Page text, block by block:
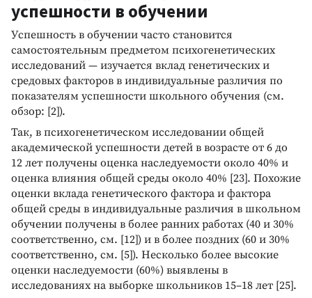
успешности в обучении
Успешность в обучении часто становится
самостоятельным предметом психогенетических
исследований — изучается вклад генетических и
средовых факторов в индивидуальные различия по
показателям успешности школьного обучения (см.
обзор: [2]).
Так, в психогенетическом исследовании общей
академической успешности детей в возрасте от 6 до
12 лет получены оценка наследуемости около 40% и
оценка влияния общей среды около 40% [23]. Похожие
оценки вклада генетического фактора и фактора
общей среды в индивидуальные различия в школьном
обучении получены в более ранних работах (40 и 30%
соответственно, см. [12]) и в более поздних (60 и 30%
соответственно, см. [5]). Несколько более высокие
оценки наследуемости (60%) выявлены в
исследованиях на выборке школьников 15–18 лет [25].